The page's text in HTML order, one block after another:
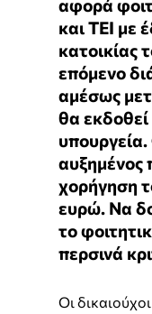
αφορά
και ΤΕΙ με
κατοικίας
επόμενο
αμέσως
θα
αυξημένος
χορήγηση
ευρώ. Να
το
περσινά
Οι